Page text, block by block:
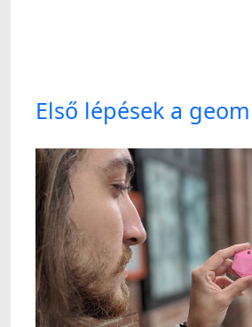
Első lépések a